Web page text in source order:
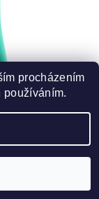
DETAIL
procházením
používáním.